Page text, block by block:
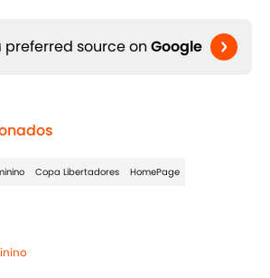
preferred source on Google
Copa Libertadores HomePage